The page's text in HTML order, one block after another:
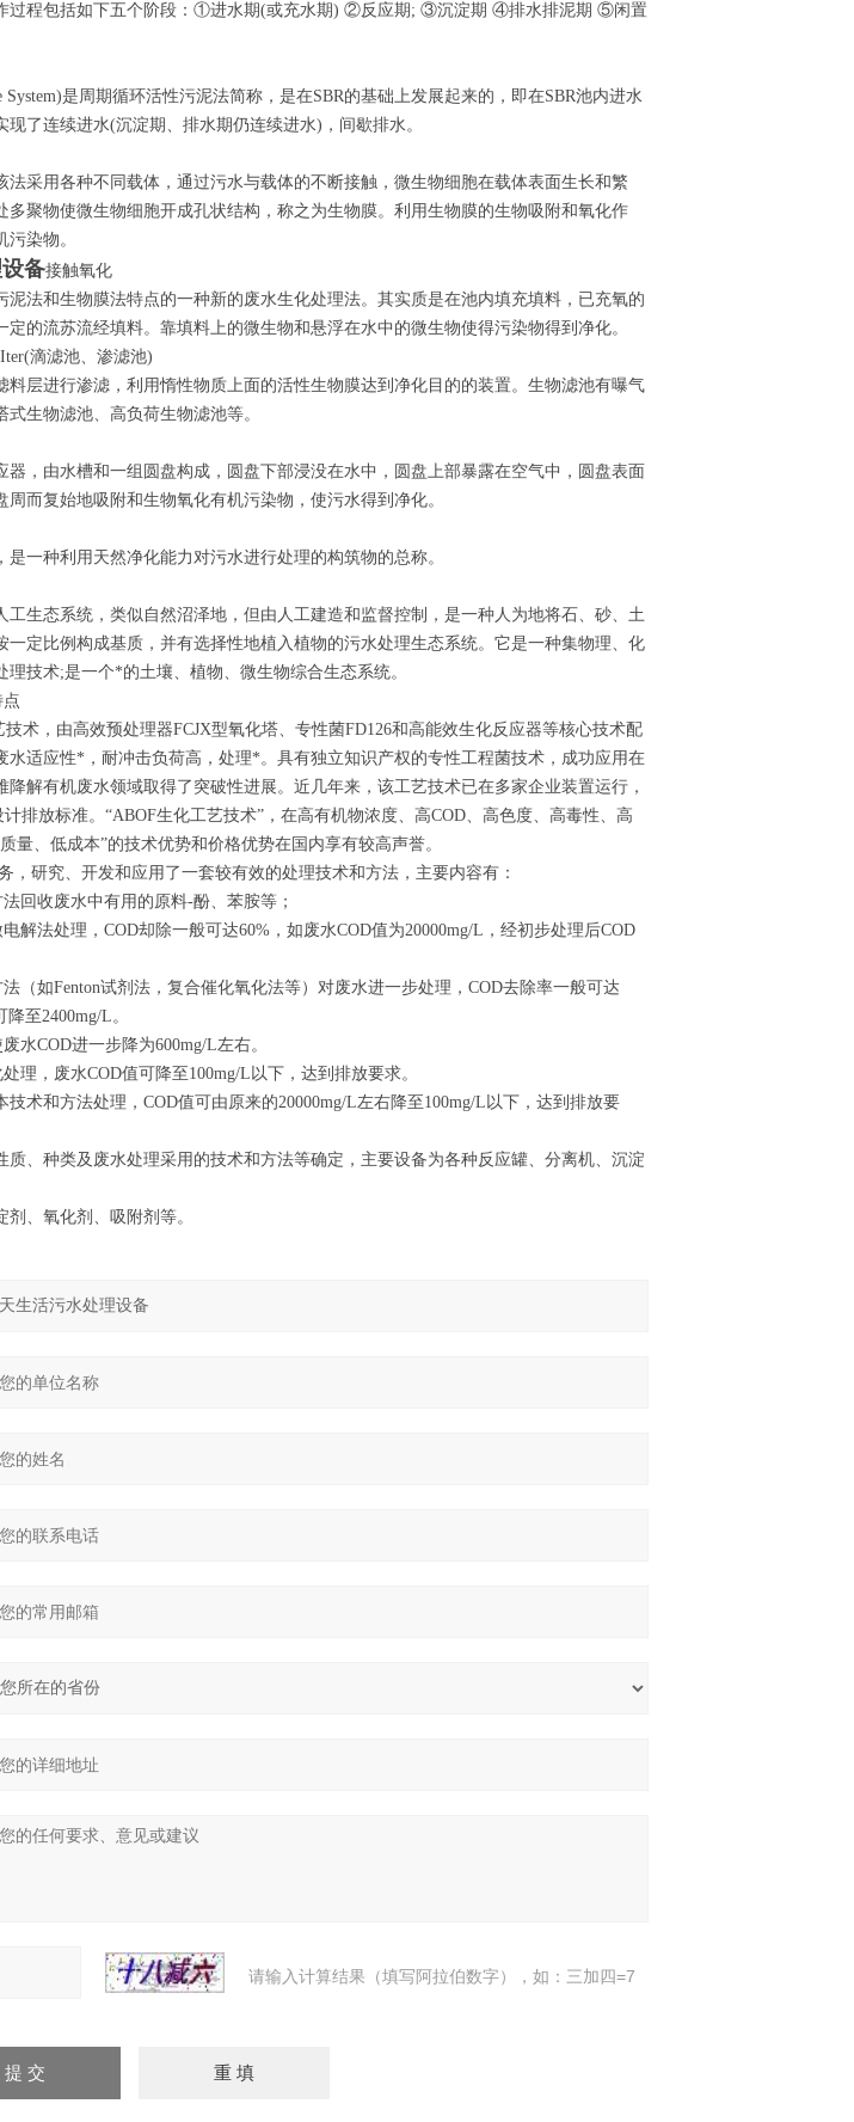
过程包括如下五个阶段：①进水期(或充水期) ②反应期; ③沉淀期 ④排水排泥期 ⑤闲置
System)是周期循环活性污泥法简称，是在SBR的基础上发展起来的，即在SBR池内进水
了连续进水(沉淀期、排水期仍连续进水)，间歇排水。
法采用各种不同载体，通过污水与载体的不断接触，微生物细胞在载体表面生长和繁
多聚物使微生物细胞开成孔状结构，称之为生物膜。利用生物膜的生物吸附和氧化作
染物。
备接触氧化
泥法和生物膜法特点的一种新的废水生化处理法。其实质是在池内填充填料，已充氧的
的流苏流经填料。靠填料上的微生物和悬浮在水中的微生物使得污染物得到净化。
滴滤池、渗滤池)
料层进行渗滤，利用惰性物质上面的活性生物膜达到净化目的的装置。生物滤池有曝气
生物滤池、高负荷生物滤池等。
器，由水槽和一组圆盘构成，圆盘下部浸没在水中，圆盘上部暴露在空气中，圆盘表面
而复始地吸附和生物氧化有机污染物，使污水得到净化。
一种利用天然净化能力对污水进行处理的构筑物的总称。
工生态系统，类似自然沼泽地，但由人工建造和监督控制，是一种人为地将石、砂、土
一定比例构成基质，并有选择性地植入植物的污水处理生态系统。它是一种集物理、化
技术;是一个*的土壤、植物、微生物综合生态系统。
术，由高效预处理器FCJX型氧化塔、专性菌FD126和高能效生化反应器等核心技术配
水适应性*，耐冲击负荷高，处理*。具有独立知识产权的专性工程菌技术，成功应用在
降解有机废水领域取得了突破性进展。近几年来，该工艺技术已在多家企业装置运行，
计排放标准。“ABOF生化工艺技术”，在高有机物浓度、高COD、高色度、高毒性、高
量、低成本”的技术优势和价格优势在国内享有较高声誉。
，研究、开发和应用了一套较有效的处理技术和方法，主要内容有：
回收废水中有用的原料-酚、苯胺等；
解法处理，COD却除一般可达60%，如废水COD值为20000mg/L，经初步处理后COD
（如Fenton试剂法，复合催化氧化法等）对废水进一步处理，COD去除率一般可达
至2400mg/L。
水COD进一步降为600mg/L左右。
理，废水COD值可降至100mg/L以下，达到排放要求。
技术和方法处理，COD值可由原来的20000mg/L左右降至100mg/L以下，达到排放要
质、种类及废水处理采用的技术和方法等确定，主要设备为各种反应罐、分离机、沉淀
、氧化剂、吸附剂等。
请输入计算结果（填写阿拉伯数字），如：三加四=7